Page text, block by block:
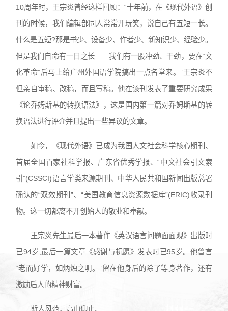
10周年时，王宗炎曾经这样回顾：“十年前，在《现代外语》创
刊的时候，我们编辑部同人常常开玩笑，说自己有五短一长。
什么是五短?那是书少、设备少、作者少、新知识少、经验少。
但是我们自命有一日之长——我们有一股冲劲、干劲，要在“文
化革命”后马上给广州外国语学院搞出一点名堂来。”王宗炎不
但亲自审稿、改稿，而且写稿。他在该刊发表了重要研究成果
《论乔姆斯基的转换语法》，这是国内第一篇对乔姆斯基的转
换语法进行评介并且提出一些异议的文章。
如今，《现代外语》已成为我国人文社会科学核心期刊、
首届全国百家社科学报、广东省优秀学报、“中文社会引文索
引”(CSSCI)语言学类来源期刊、中华人民共和国新闻出版总署
确认的“双效期刊”、“美国教育信息资源数据库”(ERIC)收录刊
物。这一切都离不开创始人的敬业和奉献。
王宗炎先生最后一本著作《英汉语言问题面面观》出版时
已94岁;最后一篇文章《感谢与祝愿》发表时已95岁。他曾言
“老而好学，如炳烛之明。”留在他身后的除了等身著作，还有
激励后人的精神财富。
斯人风范，高山仰止。